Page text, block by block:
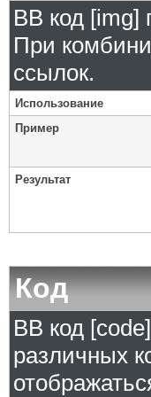
BB код [img]
При
ссылок.
Использование
Пример
Результат
Код
BB код
различных